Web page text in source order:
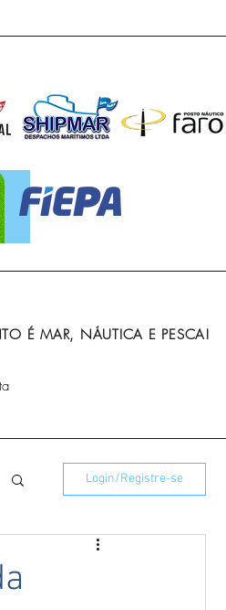
É MAR, NÁUTICA E PESCA!
Login/Registre-se